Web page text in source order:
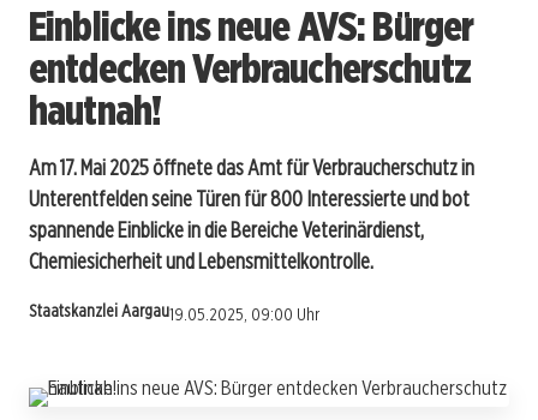
Einblicke ins neue AVS: Bürger
entdecken Verbraucherschutz
hautnah!
Am 17. Mai 2025 öffnete das Amt für Verbraucherschutz in
Unterentfelden seine Türen für 800 Interessierte und bot
spannende Einblicke in die Bereiche Veterinärdienst,
Chemiesicherheit und Lebensmittelkontrolle.
Staatskanzlei Aargau19.05.2025, 09:00 Uhr